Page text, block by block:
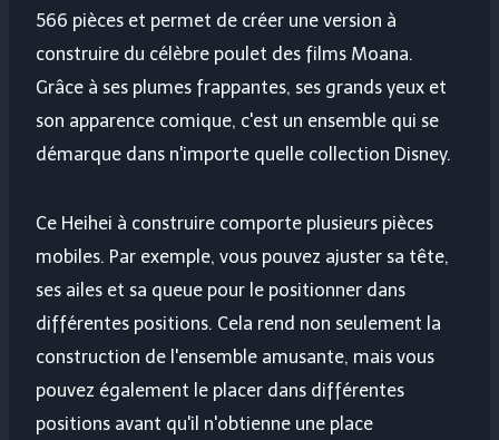
566 pièces et permet de créer une version à
construire du célèbre poulet des films Moana.
Grâce à ses plumes frappantes, ses grands yeux et
son apparence comique, c'est un ensemble qui se
démarque dans n'importe quelle collection Disney.
Ce Heihei à construire comporte plusieurs pièces
mobiles. Par exemple, vous pouvez ajuster sa tête,
ses ailes et sa queue pour le positionner dans
différentes positions. Cela rend non seulement la
construction de l'ensemble amusante, mais vous
pouvez également le placer dans différentes
positions avant qu'il n'obtienne une place